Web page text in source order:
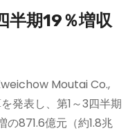
半期19％増収
Moutai Co.,
発表し、第1～3四半期
の871.6億元（約1.8兆